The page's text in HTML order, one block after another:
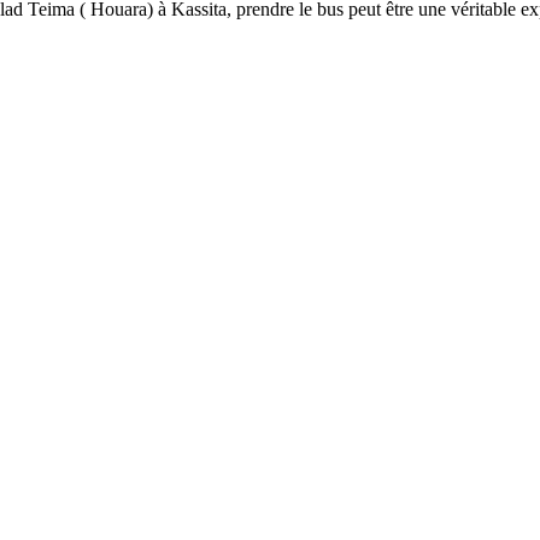
Teima ( Houara) à Kassita, prendre le bus peut être une véritable